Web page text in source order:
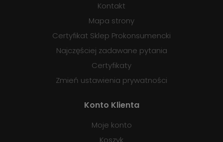
Kontakt
Mapa strony
Certyfikat Sklep Prokonsumencki
Najczęściej zadawane pytania
Certyfikaty
Zmień ustawienia prywatności
Konto Klienta
Moje konto
Koszyk